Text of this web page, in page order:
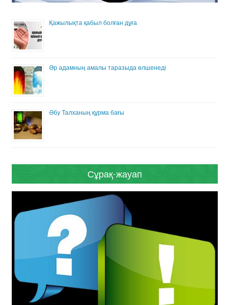
Қажылықта қабыл болған дұға
Әр адамның амалы таразыда өлшенеді
Әбу Талханың құрма бағы
Сұрақ-жауап